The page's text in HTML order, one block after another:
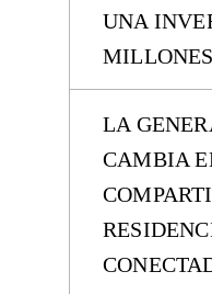
UNA
MILLONES
LA
CAMBIA